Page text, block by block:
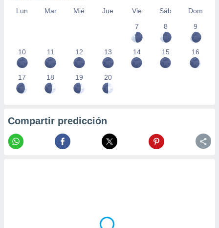
Lun Mar Mié Jue Vie Sáb
Dom
7
8 9
10 11 12 13 14 15 16
17 18 19 20
Compartir predicción